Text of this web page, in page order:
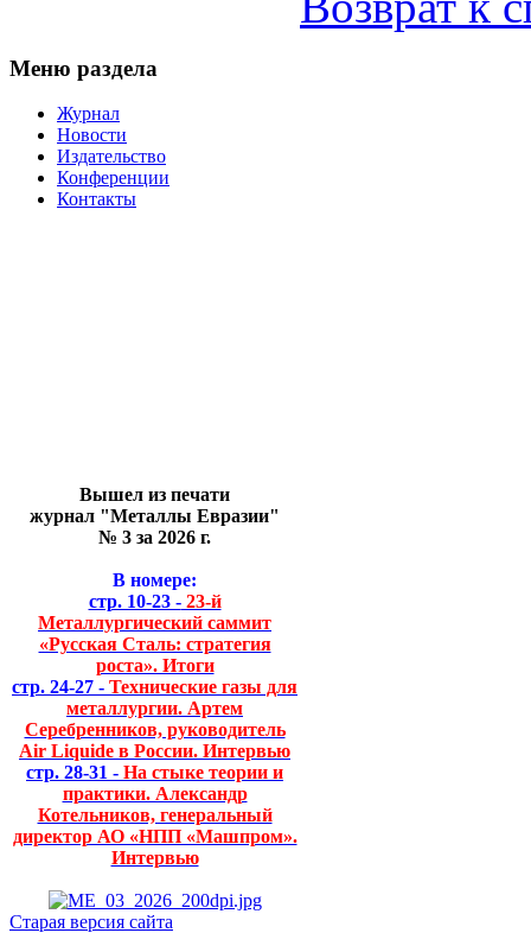
Меню раздела
Журнал
Новости
Издательство
Конференции
Контакты
Вышел из печати
журнал "Металлы Евразии"
№ 3 за 2026 г.
В номере:
стр. 10-23 -23-й
Металлургический саммит
«Русская Сталь: стратегия
роста». Итоги
стр. 24-27 - Технические газы для
металлургии. Артем
Серебренников, руководитель
Air Liquide в России. Интервью
стр. 28-31 - На стыке теории и
практики. Александр
Котельников, генеральный
директор АО «НПП «Машпром».
Интервью
Старая версия сайта